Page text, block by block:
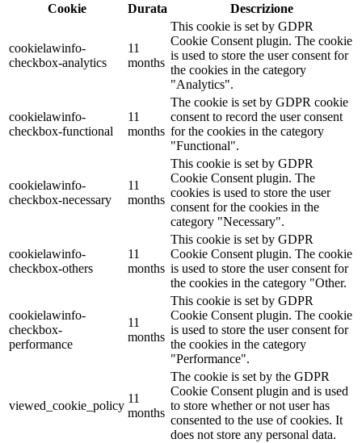
Cookie Durata Descrizione
cookielawinfo-
checkbox-analytics
11
months
This cookie is set by GDPR
Cookie Consent plugin. The cookie
is used to store the user consent for
the cookies in the category
"Analytics".
cookielawinfo-
checkbox-functional
11
months
The cookie is set by GDPR cookie
consent to record the user consent
for the cookies in the category
"Functional".
cookielawinfo-
checkbox-necessary
11
months
This cookie is set by GDPR
Cookie Consent plugin. The
cookies is used to store the user
consent for the cookies in the
category "Necessary".
cookielawinfo-
checkbox-others
11
months
This cookie is set by GDPR
Cookie Consent plugin. The cookie
is used to store the user consent for
the cookies in the category "Other.
cookielawinfo-
checkbox-
performance
11
months
This cookie is set by GDPR
Cookie Consent plugin. The cookie
is used to store the user consent for
the cookies in the category
"Performance".
viewed_cookie_policy
11
months
The cookie is set by the GDPR
Cookie Consent plugin and is used
to store whether or not user has
consented to the use of cookies. It
does not store any personal data.